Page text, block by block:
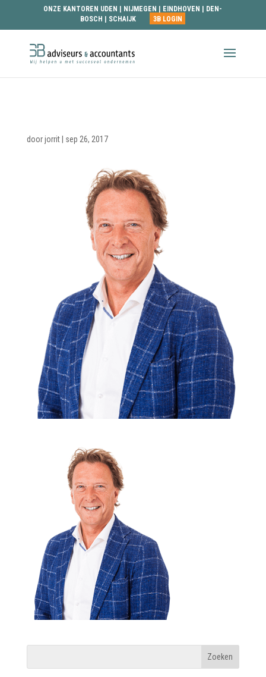
ONZE KANTOREN UDEN NIJMEGEN EINDHOVEN
DEN-
BOSCH
SCHAIJK 3B LOGIN
doorjorrit| sep 26, 2017